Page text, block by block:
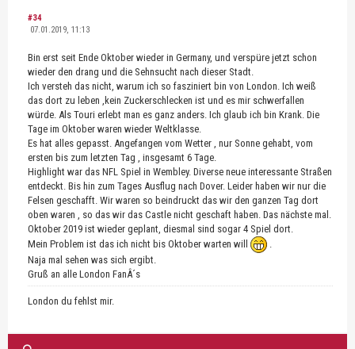
#34
07.01.2019, 11:13
Bin erst seit Ende Oktober wieder in Germany, und verspüre jetzt schon
wieder den drang und die Sehnsucht nach dieser Stadt.
Ich versteh das nicht, warum ich so fasziniert bin von London. Ich weiß
das dort zu leben ,kein Zuckerschlecken ist und es mir schwerfallen
würde. Als Touri erlebt man es ganz anders. Ich glaub ich bin Krank. Die
Tage im Oktober waren wieder Weltklasse.
Es hat alles gepasst. Angefangen vom Wetter , nur Sonne gehabt, vom
ersten bis zum letzten Tag , insgesamt 6 Tage.
Highlight war das NFL Spiel in Wembley. Diverse neue interessante Straßen
entdeckt. Bis hin zum Tages Ausflug nach Dover. Leider haben wir nur die
Felsen geschafft. Wir waren so beindruckt das wir den ganzen Tag dort
oben waren , so das wir das Castle nicht geschaft haben. Das nächste mal.
Oktober 2019 ist wieder geplant, diesmal sind sogar 4 Spiel dort.
Mein Problem ist das ich nicht bis Oktober warten will
Naja mal sehen was sich ergibt.
Gruß an alle London FanÂ´s
London du fehlst mir.